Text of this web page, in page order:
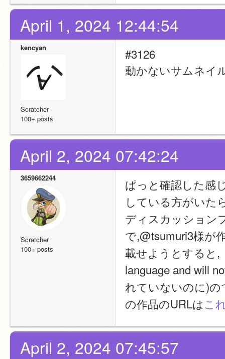
April 1, 2024 12:44:54
kencyan
Scratcher
100+ posts
#3126
動かないサムネイ
April 2, 2024 07:42:24
3659662244
Scratcher
100+ posts
ぱっと確認した感
している方がいた
ディスカッション
で,@tsumuri3様が
載せようとすると,
language and will
れていないのに)
の作品のURLはこ
April 2, 2024 07:45:57